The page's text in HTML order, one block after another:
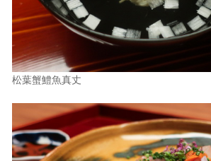
松葉蟹鱧魚真丈